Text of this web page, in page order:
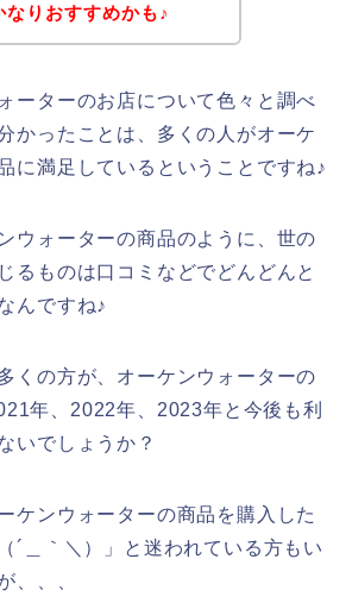
りおすすめかも♪
ーターのお店について色々と調べ
かったことは、多くの人がオーケ
に満足しているということですね♪
ウォーターの商品のように、世の
るものは口コミなどでどんどんと
んですね♪
くの方が、オーケンウォーターの
年、2022年、2023年と今後も利
いでしょうか？
ケンウォーターの商品を購入した
´＿｀＼）」と迷われている方もい
、、、